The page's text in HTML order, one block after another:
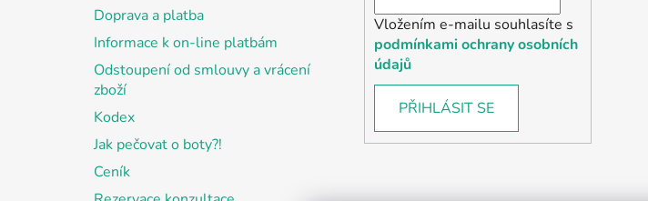
Doprava a platba
Informace k on-line platbám
Odstoupení od smlouvy a vrácení
zboží
Kodex
Jak pečovat o boty?!
Ceník
Vložením e-mailu souhlasíte s
podmínkami ochrany osobních
údajů
PŘIHLÁSIT SE